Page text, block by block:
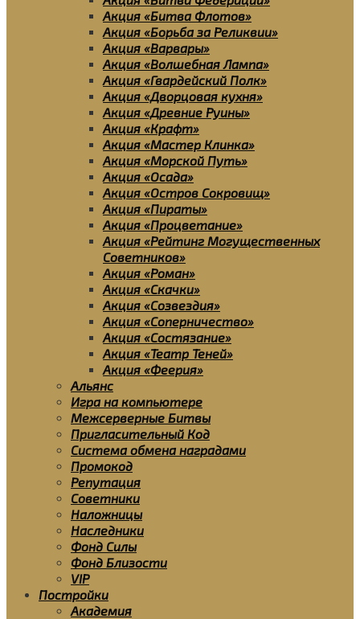
Акция «Битва Флотов»
Акция «Борьба за Реликвии»
Акция «Варвары»
Акция «Волшебная Лампа»
Акция «Гвардейский Полк»
Акция «Дворцовая кухня»
Акция «Древние Руины»
Акция «Крафт»
Акция «Мастер Клинка»
Акция «Морской Путь»
Акция «Осада»
Акция «Остров Сокровищ»
Акция «Пираты»
Акция «Процветание»
Акция «Рейтинг Могущественных
Советников»
Акция «Роман»
Акция «Скачки»
Акция «Созвездия»
Акция «Соперничество»
Акция «Состязание»
Акция «Театр Теней»
Акция «Феерия»
Альянс
Игра на компьютере
Межсерверные Битвы
Пригласительный Код
Система обмена наградами
Промокод
Репутация
Советники
Наложницы
Наследники
Фонд Силы
Фонд Близости
VIP
Постройки
Академия